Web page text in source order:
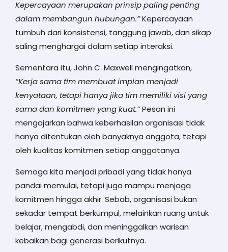
Kepercayaan merupakan prinsip paling penting
dalam membangun hubungan.”Kepercayaan
tumbuh dari konsistensi, tanggung jawab, dan sikap
saling menghargai dalam setiap interaksi.
Sementara itu, John C. Maxwell mengingatkan,
“Kerja sama tim membuat impian menjadi
kenyataan, tetapi hanya jika tim memiliki visi yang
sama dan komitmen yang kuat.”Pesan ini
mengajarkan bahwa keberhasilan organisasi tidak
hanya ditentukan oleh banyaknya anggota, tetapi
oleh kualitas komitmen setiap anggotanya.
Semoga kita menjadi pribadi yang tidak hanya
pandai memulai, tetapi juga mampu menjaga
komitmen hingga akhir. Sebab, organisasi bukan
sekadar tempat berkumpul, melainkan ruang untuk
belajar, mengabdi, dan meninggalkan warisan
kebaikan bagi generasi berikutnya.